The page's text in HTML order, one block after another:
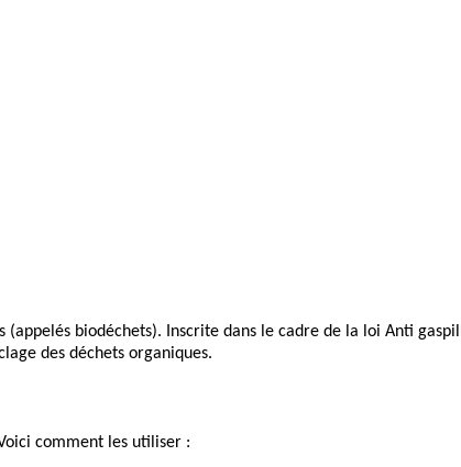
biodéchets). Inscrite dans le cadre de la loi Anti
des déchets organiques.
comment les utiliser :